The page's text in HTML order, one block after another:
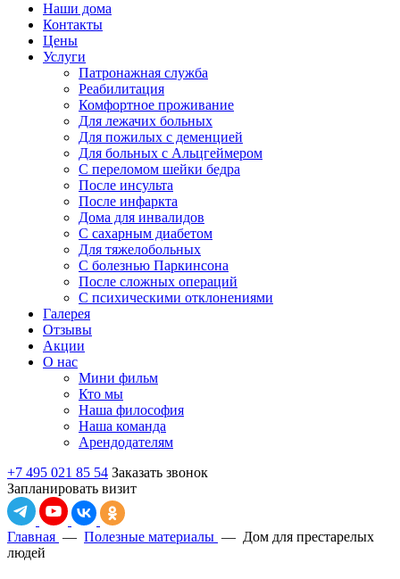
Наши дома
Контакты
Цены
Услуги
Патронажная служба
Реабилитация
Комфортное проживание
Для лежачих больных
Для пожилых с деменцией
Для больных с Альцгеймером
С переломом шейки бедра
После инсульта
После инфаркта
Дома для инвалидов
С сахарным диабетом
Для тяжелобольных
С болезнью Паркинсона
После сложных операций
С психическими отклонениями
Галерея
Отзывы
Акции
О нас
Мини фильм
Кто мы
Наша философия
Наша команда
Арендодателям
+7 495 021 85 54 Заказать звонок
Запланировать визит
Главная — Полезные материалы — Дом для престарелых
людей